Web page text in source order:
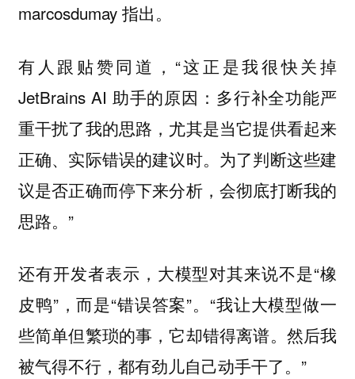
marcosdumay 指出。
有人跟贴赞同道，“这正是我很快关掉
JetBrains AI 助手的原因：多行补全功能严
重干扰了我的思路，尤其是当它提供看起来
正确、实际错误的建议时。为了判断这些建
议是否正确而停下来分析，会彻底打断我的
思路。”
还有开发者表示，大模型对其来说不是“橡
皮鸭”，而是“错误答案”。“我让大模型做一
些简单但繁琐的事，它却错得离谱。然后我
被气得不行，都有劲儿自己动手干了。”